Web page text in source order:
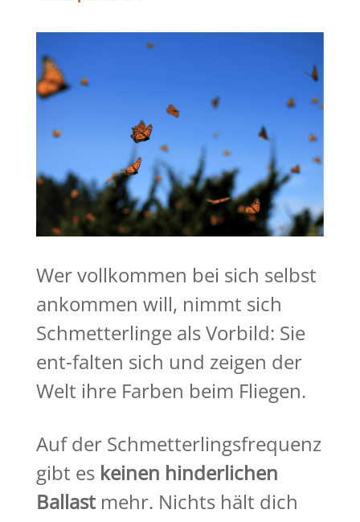
Wer vollkommen bei sich selbst
ankommen will, nimmt sich
Schmetterlinge als Vorbild: Sie
ent-falten sich und zeigen der
Welt ihre Farben beim Fliegen.
Auf der Schmetterlingsfrequenz
gibt es keinen hinderlichen
Ballastmehr. Nichts hält dich